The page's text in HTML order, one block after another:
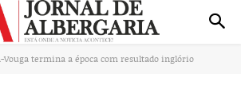
Vouga termina a época com resultado inglório